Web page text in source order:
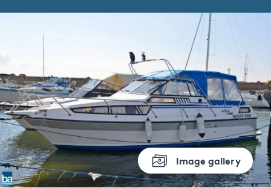
Image gallery